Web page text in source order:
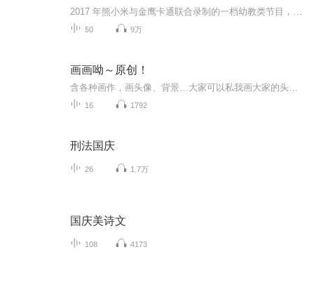
50 9万
画画呦～原创！
16 1792
刑法国庆
26 1.7万
国庆美诗文
108 4173